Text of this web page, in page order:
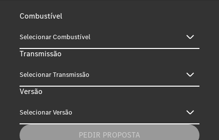
Combustível
Selecionar Combustível
Transmissão
Selecionar Transmissão
Versão
Selecionar Versão
PEDIR PROPOSTA